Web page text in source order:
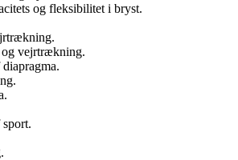
og fleksibilitet i bryst.
vejrtrækning.